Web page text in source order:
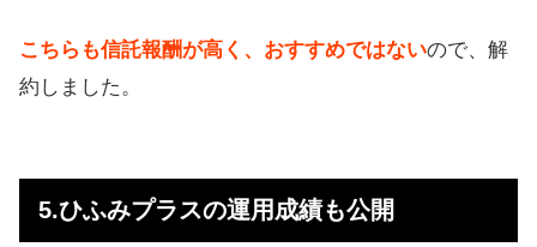
こちらも信託報酬が高く、おすすめではないので、解
約しました。
5.ひふみプラスの運用成績も公開